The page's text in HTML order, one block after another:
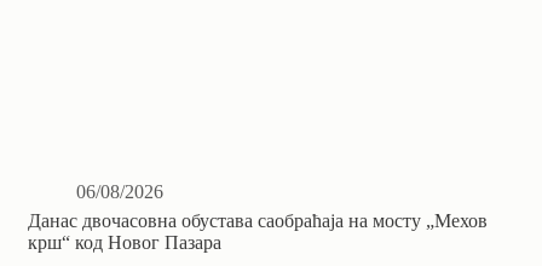
06/08/2026
Данас двочасовна обустава саобраћаја на мосту „Мехов
крш“ код Новог Пазара